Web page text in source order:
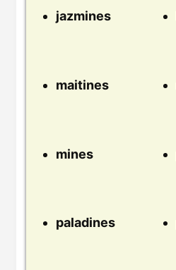
jazmines
maitines
mines
paladines